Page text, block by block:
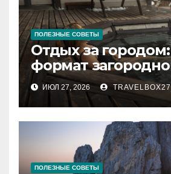
ПОЛЕЗНЫЕ СОВЕТЫ
Отдых за
формат
релакса
ИЮЛ 27, 2026
ПОЛЕЗНЫЕ СОВЕТЫ